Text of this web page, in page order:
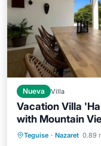
Nueva Villa
Vacation Villa
with Mountain
Teguise · Nazaret 0.89
Cocina